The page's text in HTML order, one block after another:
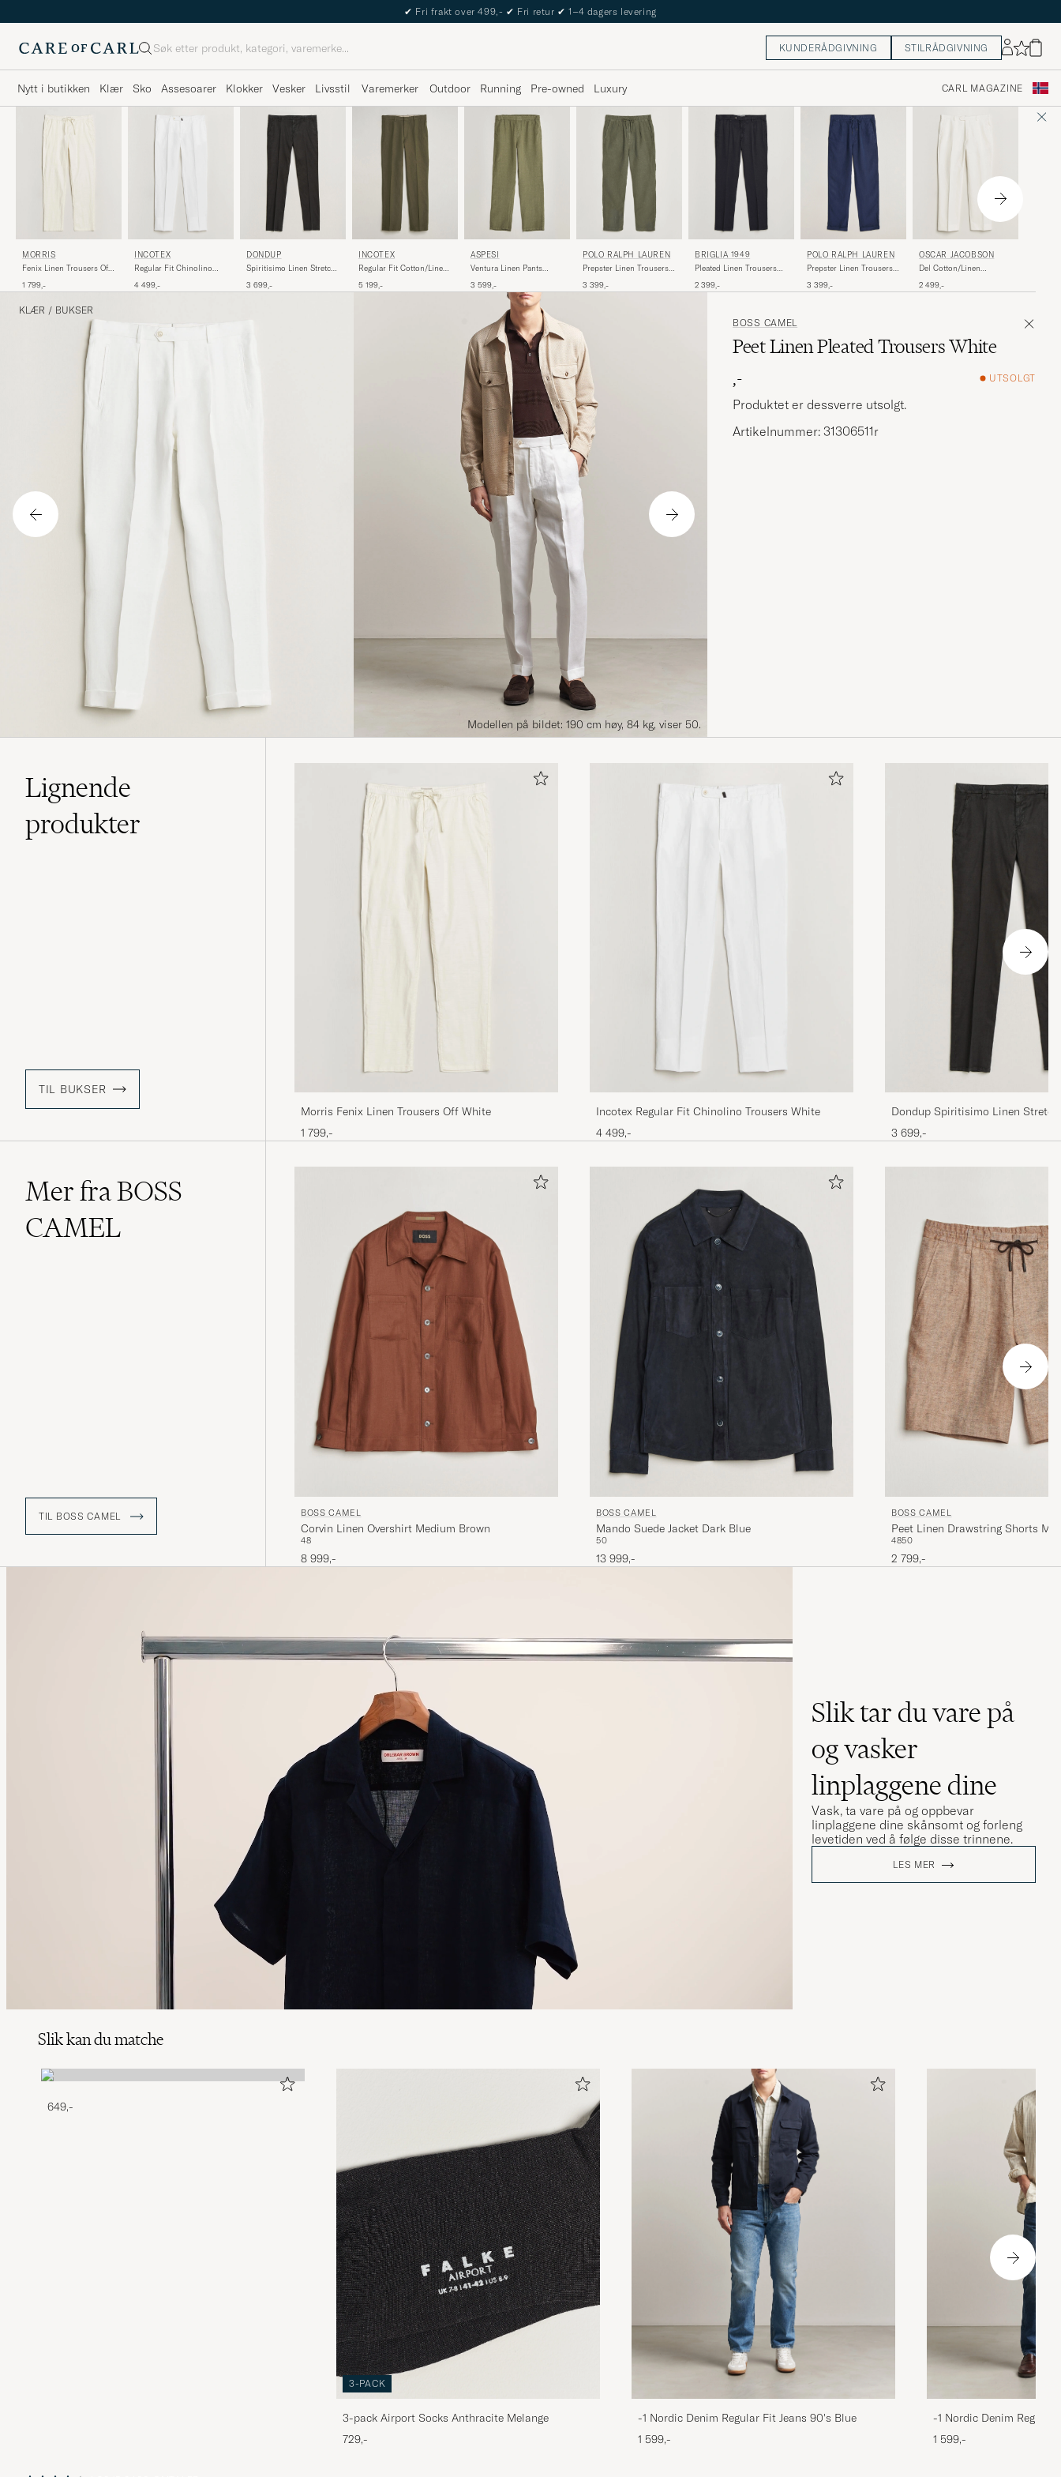
The Care of Carl Passport
Søk KUNDERÅDGIVNING STILRÅDGIVNING
Nytt i butikken Klær Sko Assesoarer Klokker Vesker Livsstil Varemerker Outdoor Running Pre-owned Luxury CARL MAGAZINE
MORRIS
Fenix Linen Trousers Off
1 799,-
INCOTEX
Regular Fit Chinolino
4 499,-
DONDUP
Spiritisimo Linen Stretch
3 699,-
INCOTEX
Regular Fit Cotton/Linen
5 199,-
ASPESI
Ventura Linen Pants
3 599,-
POLO RALPH LAUREN
Prepster Linen Trousers
3 399,-
BRIGLIA 1949
Pleated Linen Trousers
2 399,-
POLO RALPH LAUREN
Prepster Linen Trousers
3 399,-
OSCAR JACOBSON
Del Cotton/Linen
2 499,-
KLÆR / BUKSER
Modellen på bildet: 190 cm høy, 84 kg, viser 50.
BOSS CAMEL
Peet Linen Pleated Trousers White
,-
UTSOLGT
Produktet er dessverre utsolgt.
Artikelnummer: 31306511r
Lignende
produkter
TIL BUKSER
Morris Fenix Linen Trousers Off White
1 799,-
Incotex Regular Fit Chinolino Trousers White
4 499,-
Dondup Spiritisimo Linen
3 699,-
Mer fra BOSS
CAMEL
TIL BOSS CAMEL BOSS CAMEL
Corvin Linen Overshirt Medium Brown
48
8 999,-
BOSS CAMEL
Mando Suede Jacket Dark Blue
50
13 999,-
BOSS CAMEL
Peet Linen Drawstring Shorts
4850
2 799,-
Slik tar du vare på
og vasker
linplaggene dine
Vask, ta vare på og oppbevar
linplaggene dine skånsomt og forleng
levetiden ved å følge disse trinnene.
LES MER
Slik kan du matche
649,-
3-PACK
3-pack Airport Socks Anthracite Melange
729,-
-1 Nordic Denim Regular Fit Jeans 90's Blue
1 599,-
-1 Nordic Denim Regular
1 599,-